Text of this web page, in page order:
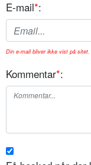
E-mail*:
Din e-mail bliver ikke vist på sitet.
Kommentar*: